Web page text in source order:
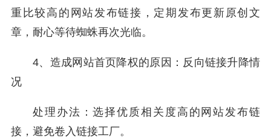
重比较高的网站发布链接，定期发布更新原创文
章，耐心等待蜘蛛再次光临。
4、造成网站首页降权的原因：反向链接升降情
况
处理办法：选择优质相关度高的网站发布链
接，避免卷入链接工厂。